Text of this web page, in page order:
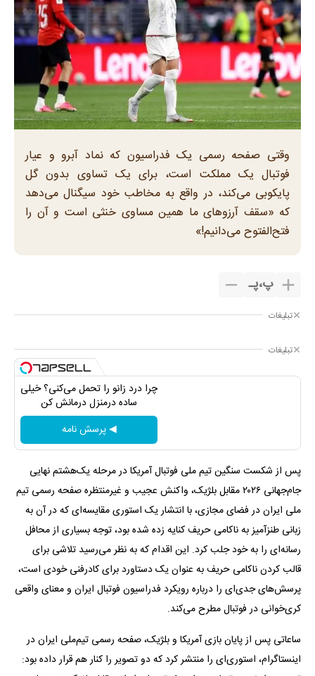
وقتی صفحه رسمی یک فدراسیون که نماد آبرو و عیار
فوتبال یک مملکت است، برای یک تساوی بدون گل
پایکوبی می‌کند، در واقع به مخاطب خود سیگنال می‌دهد
که «سقف آرزوهای ما همین مساوی خنثی است و آن را
فتح‌الفتوح می‌دانیم!»
پ،پـ
تبلیغات
تبلیغات
چرا درد زانو را تحمل می‌کنی؟ خیلی
ساده درمنزل درمانش کن
◀ پرسش نامه
پس از شکست سنگین تیم ‌ملی فوتبال آمریکا در مرحله یک‌هشتم نهایی
جام‌جهانی ۲۰۲۶ مقابل بلژیک، واکنش عجیب و غیرمنتظره صفحه رسمی تیم‌
ملی ایران در فضای مجازی، با انتشار یک استوری‌ مقایسه‌ای که در آن به
زبانی طنزآمیز به ناکامی حریف کنایه زده شده بود، توجه بسیاری از محافل
رسانه‌ای را به خود جلب کرد. این اقدام که به نظر می‌رسید تلاشی برای
قالب کردن ناکامی حریف به عنوان یک دستاورد برای کادرفنی خودی است،
پرسش‌های جدی‌ای را درباره رویکرد فدراسیون فوتبال ایران و معنای واقعی
کری‌خوانی در فوتبال مطرح می‌کند.
ساعاتی پس از پایان بازی آمریکا و بلژیک، صفحه رسمی تیم‌ملی ایران در
اینستاگرام، استوری‌ای را منتشر کرد که دو تصویر را کنار هم قرار داده بود: